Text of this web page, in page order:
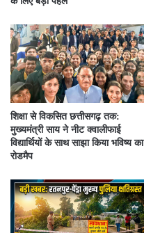
शिक्षा से विकसित छत्तीसगढ़ तक:
मुख्यमंत्री साय ने नीट क्वालीफाई
विद्यार्थियों के साथ साझा किया भविष्य का
रोडमैप